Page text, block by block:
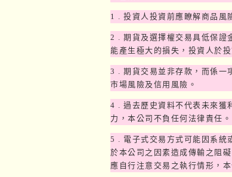
1 . 投資人投資前應瞭解商品風
2 . 期貨及選擇權交易具低保證
能產生極大的損失，投資人於
3 . 期貨交易並非存款，而係一
市場風險及信用風險。
4 . 過去歷史資料不代表未來獲
力，本公司不負任何法律責任。
5 . 電子式交易方式可能因系統
於本公司之因素造成傳輸之阻
應自行注意交易之執行情形，